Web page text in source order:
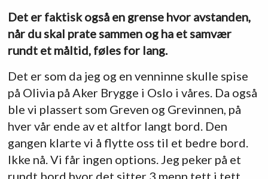
Det er faktisk også en grense hvor avstanden,
når du skal prate sammen og ha et samvær
rundt et måltid, føles for lang.
Det er som da jeg og en venninne skulle spise
på Olivia på Aker Brygge i Oslo i våres. Da også
ble vi plassert som Greven og Grevinnen, på
hver vår ende av et altfor langt bord. Den
gangen klarte vi å flytte oss til et bedre bord.
Ikke nå. Vi får ingen options. Jeg peker på et